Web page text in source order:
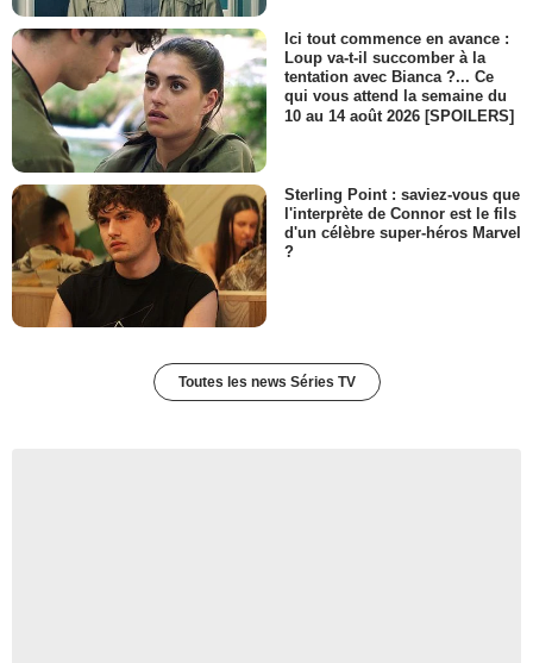
Ici tout commence en avance :
Loup va-t-il succomber à la
tentation avec Bianca ?... Ce
qui vous attend la semaine du
10 au 14 août 2026 [SPOILERS]
Sterling Point : saviez-vous que
l'interprète de Connor est le fils
d'un célèbre super-héros Marvel
?
Toutes les news Séries TV